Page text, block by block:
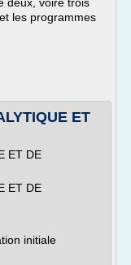
les programmes
ET
ET DE
ET DE
initiale